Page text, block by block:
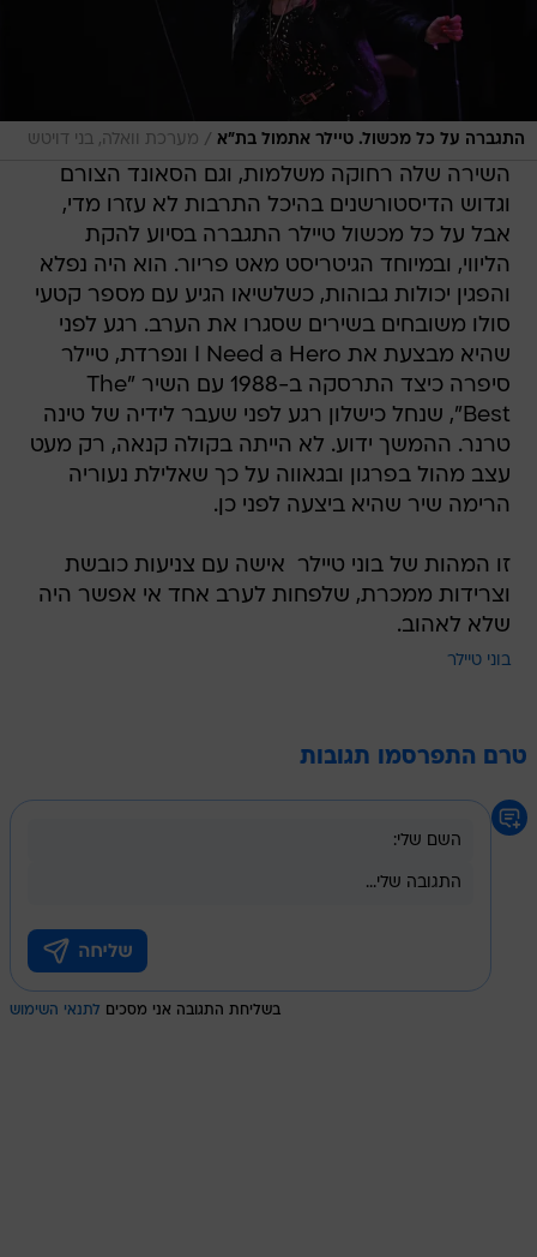
התגברה על כל מכשול. טיילר אתמול בת"א / מערכת וואלה, בני דויטש
השירה שלה רחוקה משלמות, וגם הסאונד הצורם
וגדוש הדיסטורשנים בהיכל התרבות לא עזרו מדי,
אבל על כל מכשול טיילר התגברה בסיוע להקת
הליווי, ובמיוחד הגיטריסט מאט פריור. הוא היה נפלא
והפגין יכולות גבוהות, כשלשיאו הגיע עם מספר קטעי
סולו משובחים בשירים שסגרו את הערב. רגע לפני
שהיא מבצעת את I Need a Hero ונפרדת, טיילר
סיפרה כיצד התרסקה ב-1988 עם השיר "The
Best", שנחל כישלון רגע לפני שעבר לידיה של טינה
טרנר. ההמשך ידוע. לא הייתה בקולה קנאה, רק מעט
עצב מהול בפרגון ובגאווה על כך שאלילת נעוריה
הרימה שיר שהיא ביצעה לפני כן.
זו המהות של בוני טיילר  אישה עם צניעות כובשת
וצרידות ממכרת, שלפחות לערב אחד אי אפשר היה
שלא לאהוב.
בוני טיילר
טרם התפרסמו תגובות
בשליחת התגובה אני מסכים לתנאי השימוש